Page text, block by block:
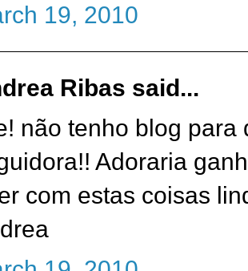
19, 2010
Ribas said...
não tenho blog para
Adoraria
com estas coisas